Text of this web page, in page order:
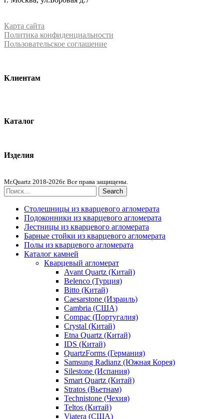
Карта сайта
Политика конфиденциальности
Пользовательское соглашение
Клиентам
Каталог
Изделия
Mr.Quartz 2018-2026г. Все права защищены.
Search
Столешницы из кварцевого агломерата
Подоконники из кварцевого агломерата
Лестницы из кварцевого агломерата
Барные стойки из кварцевого агломерата
Полы из кварцевого агломерата
Каталог камней
Кварцевый агломерат
Avant Quartz (Китай)
Belenco (Турция)
Bitto (Китай)
Caesarstone (Израиль)
Cambria (США)
Compac (Португалия)
Crystal (Китай)
Etna Quartz (Китай)
IDS (Китай)
QuartzForms (Германия)
Samsung Radianz (Южная Корея)
Silestone (Испания)
Smart Quartz (Китай)
Stratos (Вьетнам)
Technistone (Чехия)
Teltos (Китай)
Viatera (США)